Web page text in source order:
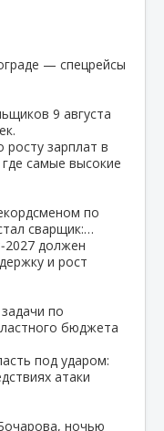
— спецрейсы
9 августа
зарплат в
самые высокие
по
сварщик:…
должен
и рост
по
бюджета
под ударом:
атаки
ночью